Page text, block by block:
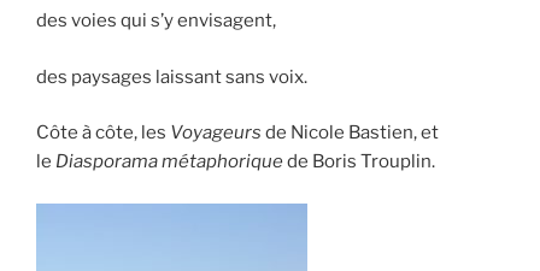
des voies qui s’y envisagent,
des paysages laissant sans voix.
Côte à côte, les Voyageurs de Nicole Bastien, et
le Diasporama métaphoriquede Boris Trouplin.